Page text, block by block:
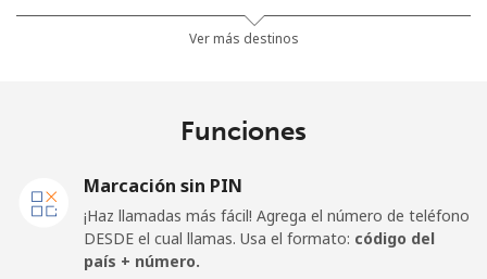
⁦32.5¢⁩
15 min por
⁦$5⁩
Germany
Línea fija ⁦1.5¢⁩
333 min por
-
Ver más destinos
Funciones
Marcación sin PIN
¡Haz llamadas más fácil! Agrega el número de teléfono
DESDE el cual llamas. Usa el formato: código del
país + número.